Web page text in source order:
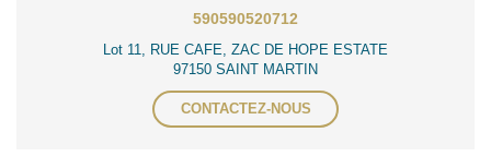
590590520712
Lot 11, RUE CAFE, ZAC DE HOPE ESTATE
97150 SAINT MARTIN
CONTACTEZ-NOUS